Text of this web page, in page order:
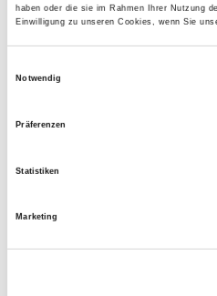
haben oder die sie im Rahmen Ihrer Nutzung
Einwilligung zu unseren Cookies, wenn Sie
Notwendig
Präferenzen
Statistiken
Marketing
OG - Neukloster
Bützower Straße 28
OG - Slate